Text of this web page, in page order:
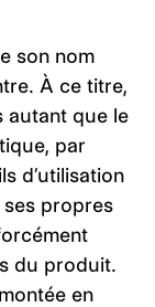
son nom
À ce titre,
autant que le
par
d’utilisation
propres
du produit.
en